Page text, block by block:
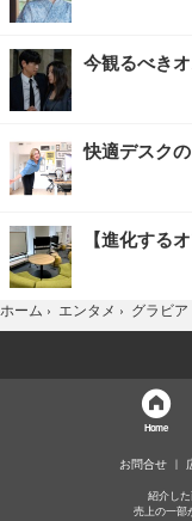
今観るべき
快適デスク
【進化する
ホーム › エンタメ › グラビア
Home
お問合せ
紹介し
売上の一部